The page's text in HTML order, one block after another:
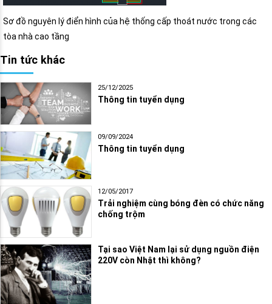
Sơ đồ nguyên lý điển hình của hệ thống cấp thoát nước trong các
tòa nhà cao tầng
Tin tức khác
25/12/2025
Thông tin tuyển dụng
09/09/2024
Thông tin tuyển dụng
12/05/2017
Trải nghiệm cùng bóng đèn có chức năng
chống trộm
Tại sao Việt Nam lại sử dụng nguồn điện
220V còn Nhật thì không?